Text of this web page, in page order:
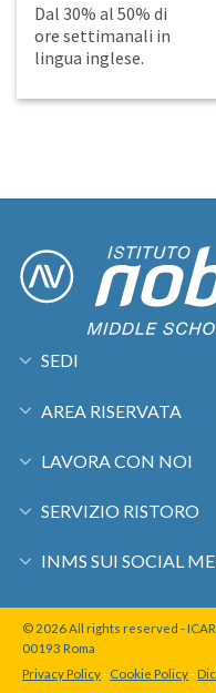
Dal 30% al 50% di
ore settimanali in
lingua inglese.
SEDI
AREA RISERVATA
LAVORA CON NOI
SERVIZIO RISTORO
INMS SUI SOCIAL
© 2026 All rights reserved -
00193 Roma
Privacy Policy- Cookie Policy-